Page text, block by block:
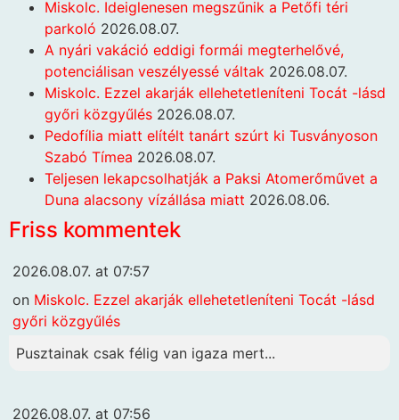
Miskolc. Ideiglenesen megszűnik a Petőfi téri
parkoló 2026.08.07.
A nyári vakáció eddigi formái megterhelővé,
potenciálisan veszélyessé váltak 2026.08.07.
Miskolc. Ezzel akarják ellehetetleníteni Tocát -lásd
győri közgyűlés 2026.08.07.
Pedofília miatt elítélt tanárt szúrt ki Tusványoson
Szabó Tímea 2026.08.07.
Teljesen lekapcsolhatják a Paksi Atomerőművet a
Duna alacsony vízállása miatt 2026.08.06.
Friss kommentek
2026.08.07. at 07:57
on Miskolc. Ezzel akarják ellehetetleníteni Tocát -lásd
győri közgyűlés
Pusztainak csak félig van igaza mert...
2026.08.07. at 07:56